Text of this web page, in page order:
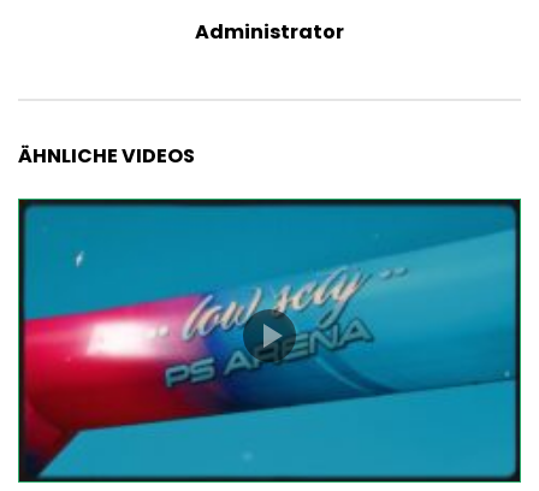
Administrator
ÄHNLICHE VIDEOS